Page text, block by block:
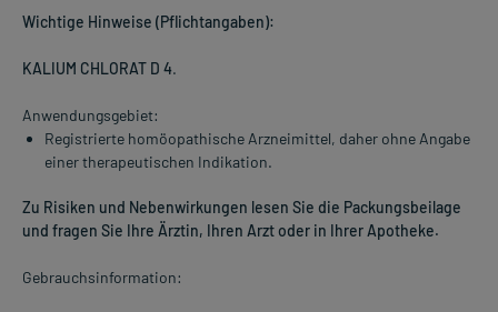
Wichtige Hinweise (Pflichtangaben):
KALIUM CHLORAT D 4.
Anwendungsgebiet:
Registrierte homöopathische Arzneimittel, daher ohne Angabe
einer therapeutischen Indikation.
Zu Risiken und Nebenwirkungen lesen Sie die Packungsbeilage
und fragen Sie Ihre Ärztin, Ihren Arzt oder in Ihrer Apotheke.
Gebrauchsinformation: